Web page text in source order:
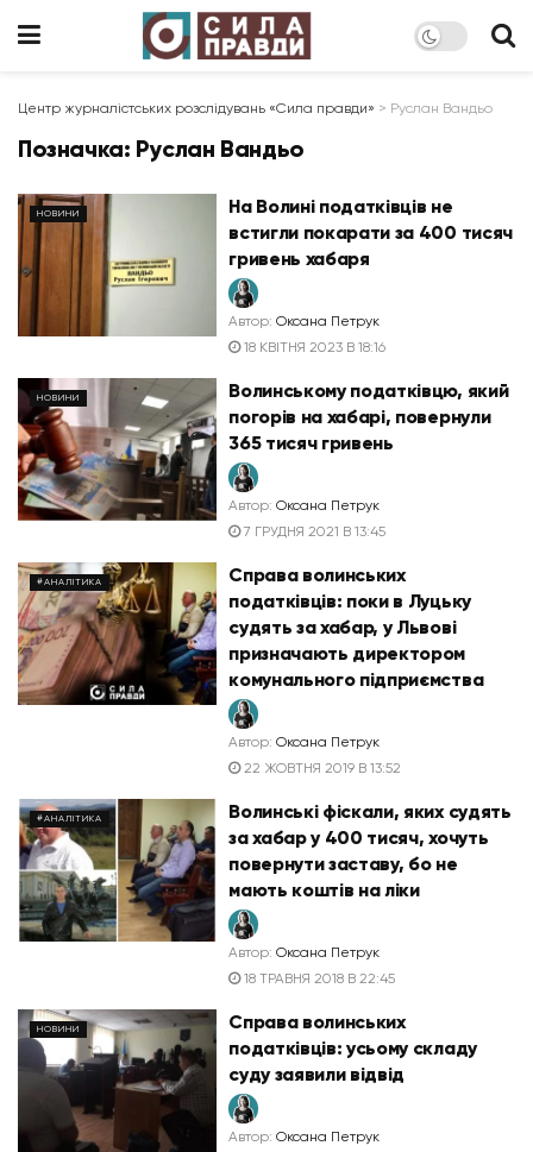
Центр журналістських розслідувань «Сила правди» > Руслан Вандьо
Позначка: Руслан Вандьо
НОВИНИ
На Волині податківців не
встигли покарати за 400 тисяч
гривень хабаря
Автор: Оксана Петрук
18 КВІТНЯ 2023 В 18:16
НОВИНИ
Волинському податківцю, який
погорів на хабарі, повернули
365 тисяч гривень
Автор: Оксана Петрук
7 ГРУДНЯ 2021 В 13:45
#АНАЛІТИКА
Справа волинських
податківців: поки в Луцьку
судять за хабар, у Львові
призначають директором
комунального підприємства
Автор: Оксана Петрук
22 ЖОВТНЯ 2019 В 13:52
#АНАЛІТИКА
Волинські фіскали, яких судять
за хабар у 400 тисяч, хочуть
повернути заставу, бо не
мають коштів на ліки
Автор: Оксана Петрук
18 ТРАВНЯ 2018 В 22:45
НОВИНИ
Справа волинських
податківців: усьому складу
суду заявили відвід
Автор: Оксана Петрук